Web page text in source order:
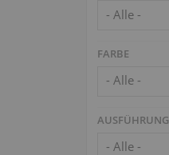
FARBE
AUSFÜHRUNG